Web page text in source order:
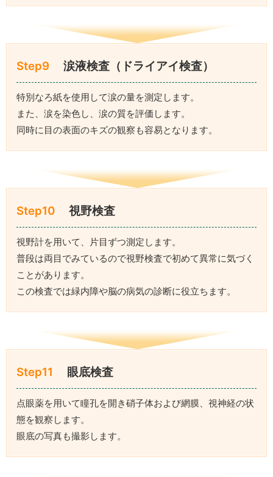
Step9 涙液検査（ドライアイ検査）
特別なろ紙を使用して涙の量を測定します。
また、涙を染色し、涙の質を評価します。
同時に目の表面のキズの観察も容易となります。
Step10 視野検査
視野計を用いて、片目ずつ測定します。
普段は両目でみているので視野検査で初めて異常に気づく
ことがあります。
この検査では緑内障や脳の病気の診断に役立ちます。
Step11 眼底検査
点眼薬を用いて瞳孔を開き硝子体および網膜、視神経の状
態を観察します。
眼底の写真も撮影します。